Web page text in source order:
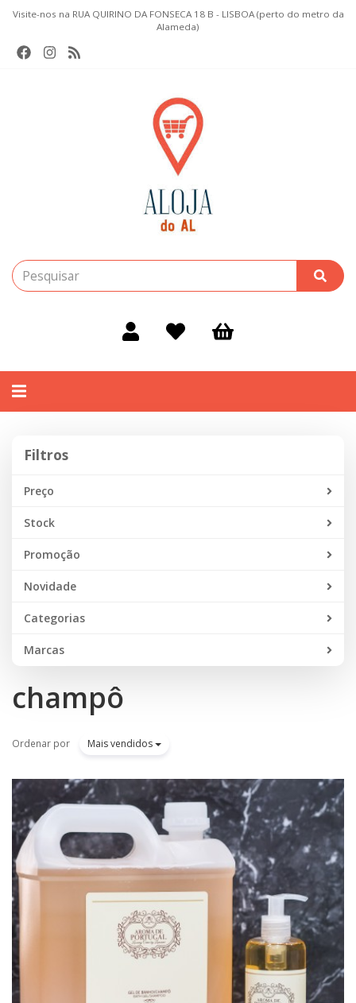
Visite-nos na RUA QUIRINO DA FONSECA 18 B - LISBOA (perto do metro da
Alameda)
Alternar
Filtros
Preço
Stock
Promoção
Novidade
Categorias
Marcas
champô
Ordenar por Mais vendidos